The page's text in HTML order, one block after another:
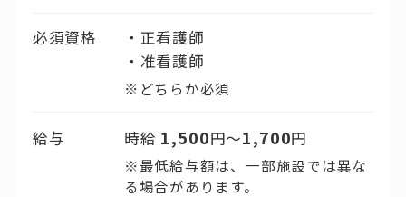
必須資格
正看護師
准看護師
※どちらか必須
給与 時給 1,500円〜1,700円
※最低給与額は、一部施設では異な
る場合があります。